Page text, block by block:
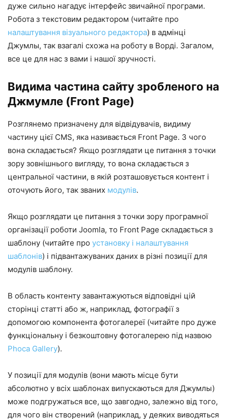
дуже сильно нагадує інтерфейс звичайної програми.
Робота з текстовим редактором (читайте про
налаштування візуального редактора) в адмінці
Джумлы, так взагалі схожа на роботу в Ворді. Загалом,
все це для нас з вами і нашої зручності.
Видима частина сайту зробленого на
Джмумле (Front Page)
Розглянемо призначену для відвідувачів, видиму
частину цієї CMS, яка називається Front Page. З чого
вона складається? Якщо розглядати це питання з точки
зору зовнішнього вигляду, то вона складається з
центральної частини, в якій розташовується контент і
оточують його, так званих модулів.
Якщо розглядати це питання з точки зору програмної
організації роботи Joomla, то Front Page складається з
шаблону (читайте про установку і налаштування
шаблонів) і підвантажуваних даних в різні позиції для
модулів шаблону.
В область контенту завантажуються відповідні цій
сторінці статті або ж, наприклад, фотографії з
допомогою компонента фотогалереї (читайте про дуже
функціональну і безкоштовну фотогалерею під назвою
Phoca Gallery).
У позиції для модулів (вони мають місце бути
абсолютно у всіх шаблонах випускаються для Джумлы)
може подгружаться все, що завгодно, залежно від того,
для чого він створений (наприклад, у деяких виводяться